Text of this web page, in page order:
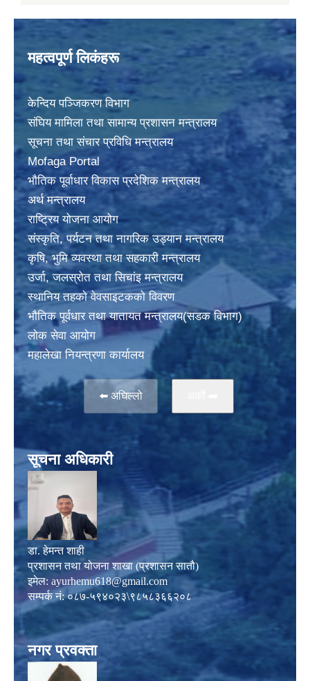
महत्वपूर्ण लिकंहरू
केन्दिय पञ्जिकरण विभाग
संघिय मामिला तथा सामान्य प्रशासन मन्त्रालय
सूचना तथा संचार प्रविधि मन्त्रालय
Mofaga Portal
भाैतिक पूर्वाधार विकास प्रदेशिक मन्त्रालय
अर्थ मन्त्रालय
राष्ट्रिय योजना आयोग
संस्कृति, पर्यटन तथा नागरिक उड्यान मन्त्रालय
कृषि, भुमि व्यवस्था तथा सहकारी मन्त्रालय
उर्जा, जलस्राेत तथा सिचांइ मन्त्रालय
स्थानिय तहकाे वेवसाइटककाे विवरण
भाैतिक पूर्वधार तथा यातायत मन्त्रालय(सडक विभाग)
लाेक सेवा आयोग
महालेखा नियन्त्रणा कार्यालय
⬅️ अघिल्लो
सूचना अधिकारी
डा. हेमन्त शाही
प्रशासन तथा योजना शाखा (प्रशासन सातौ)
इमेल: ayurhemu618@gmail.com
सम्पर्क नं: ०८७-५९४०२३\९८५८३६६२०८
नगर प्रवक्ता